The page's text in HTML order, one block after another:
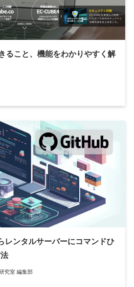
ること、機能をわかりやすく解
レンタルサーバーにコマンドひ
究室 編集部